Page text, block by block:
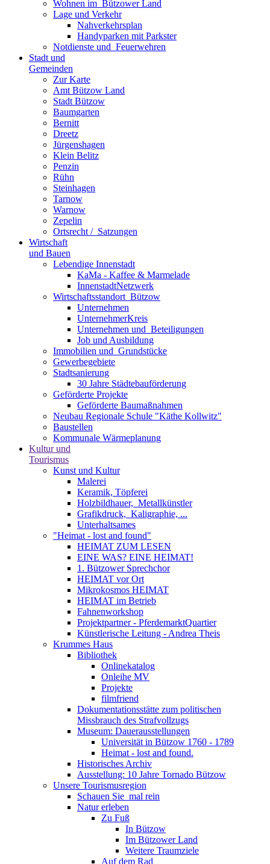
Wohnen im ­ Bützower Land
Lage und Verkehr
Nahverkehrsplan
Handyparken mit Parkster
Notdienste und ­ Feuerwehren
Stadt und
Gemeinden
Zur Karte
Amt Bützow Land
Stadt Bützow
Baumgarten
Bernitt
Dreetz
Jürgenshagen
Klein Belitz
Penzin
Rühn
Steinhagen
Tarnow
Warnow
Zepelin
Ortsrecht / ­ Satzungen
Wirtschaft
und Bauen
Lebendige Innenstadt
KaMa - Kaffee & Marmelade
InnenstadtNetzwerk
Wirtschaftsstand­ort ­ Bützow
Unternehmen
UnternehmerKreis
Unternehmen und ­ Beteiligungen
Job und Ausbildung
Immobilien und ­ Grundstücke
Gewerbegebiete
Stadtsanierung
30 Jahre Städtebauförderung
Geförderte Projekte
Geförderte Baumaßnahmen
Neubau Regionale Schule "Käthe Kollwitz"
Baustellen
Kommunale Wärmeplanung
Kultur und
Tourismus
Kunst und Kultur
Malerei
Keramik, Töpferei
Holzbildhauer, ­ Metallkünstler
Grafikdruck, ­ Kaligraphie, ...
Unterhaltsames
"Heimat - lost and found"
HEIMAT ZUM LESEN
EINE WAS? EINE HEIMAT!
1. Bützower Sprechchor
HEIMAT vor Ort
Mikrokosmos HEIMAT
HEIMAT im Betrieb
Fahnenworkshop
Projektpartner - PferdemarktQuartier
Künstlerische Leitung - Andrea Theis
Krummes Haus
Bibliothek
Onlinekatalog
Onleihe MV
Projekte
filmfriend
Dokumentationsstätte zum politischen
Missbrauch des Strafvollzugs
Museum: Dauerausstellungen
Universität in Bützow 1760 - 1789
Heimat - lost and found.
Historisches Archiv
Ausstellung: 10 Jahre Tornado Bützow
Unsere Tourismusregion
Schauen Sie ­ mal rein
Natur erleben
Zu Fuß
In Bützow
Im Bützower Land
Weitere Traumziele
Auf dem Rad